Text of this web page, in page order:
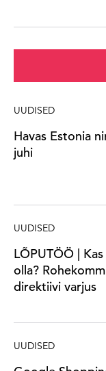
UUDISED
Havas Estonia
juhi
UUDISED
LÕPUTÖÖ |
olla?
direktiivi varjus
UUDISED